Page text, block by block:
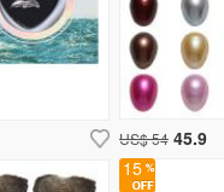
US$ 54 45.9
15